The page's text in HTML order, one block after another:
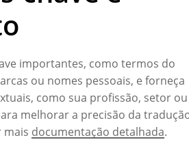
importantes, como termos do
ou nomes pessoais, e forneça
como sua profissão, setor ou
melhorar a precisão da
mais documentação detalhada.